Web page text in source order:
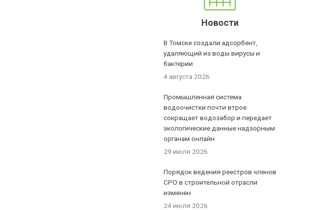
Новости
В Томске создали адсорбент,
удаляющий из воды вирусы и
бактерии
4 августа 2026
Промышленная система
водоочистки почти втрое
сокращает водозабор и передает
экологические данные надзорным
органам онлайн
29 июля 2026
Порядок ведения реестров членов
СРО в строительной отрасли
изменен
24 июля 2026